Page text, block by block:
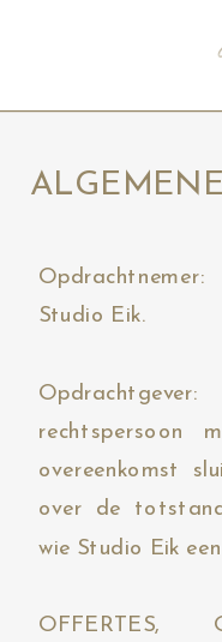
Studio Eik.
rechtspersoon
overeenkomst
over de
wie Studio Eik
OFFERTES,